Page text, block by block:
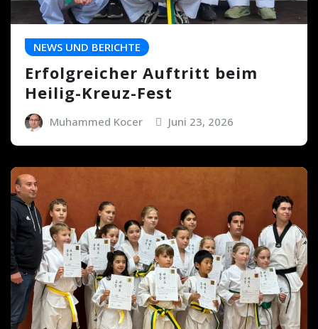
NEWS UND BERICHTE
Erfolgreicher Auftritt beim
Heilig-Kreuz-Fest
Muhammed Kocer Juni 23, 2026